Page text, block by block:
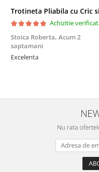
Achizitie
Stoica Roberta, Acum 2
saptamani
Excelenta
Nu rata